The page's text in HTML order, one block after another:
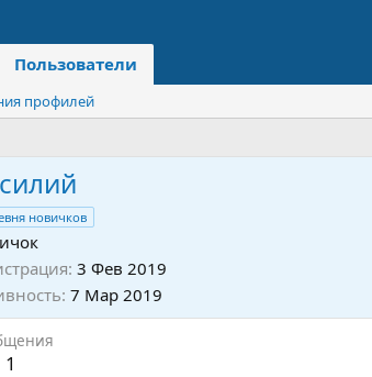
Пользователи
профилей
новичков
3 Фев 2019
7 Мар 2019
1